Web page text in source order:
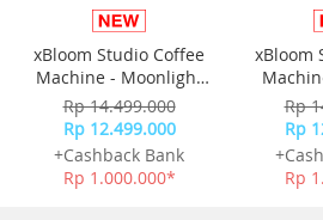
xBloom Studio Coffee
Machine - Moonlight
White
Rp 14.499.000
Rp 12.499.000
+Cashback Bank
Rp 1.000.000*
xBloom
Rp
Rp
Rp